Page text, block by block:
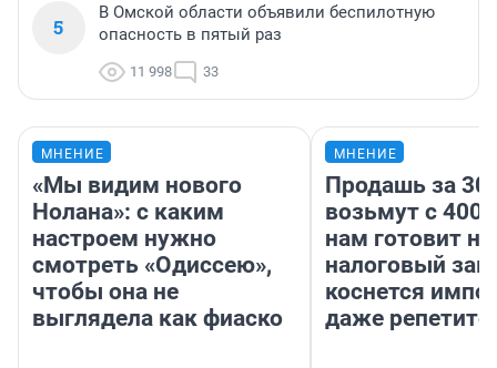
5
В Омской области объявили беспилотную
опасность в пятый раз
11 998 33
МНЕНИЕ
«Мы видим нового
Нолана»: с каким
настроем нужно
смотреть «Одиссею»,
чтобы она не
выглядела как фиаско
МНЕНИЕ
Продашь за
возьмут с
нам готовит
налоговый
коснется
даже